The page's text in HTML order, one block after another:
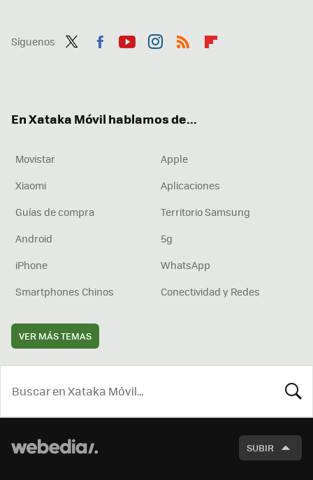
Síguenos
En Xataka Móvil hablamos de...
Movistar
Apple
Xiaomi
Aplicaciones
Guías de compra
Territorio Samsung
Android
5g
iPhone
WhatsApp
Smartphones Chinos
Conectividad y Redes
VER MÁS TEMAS
SUBIR